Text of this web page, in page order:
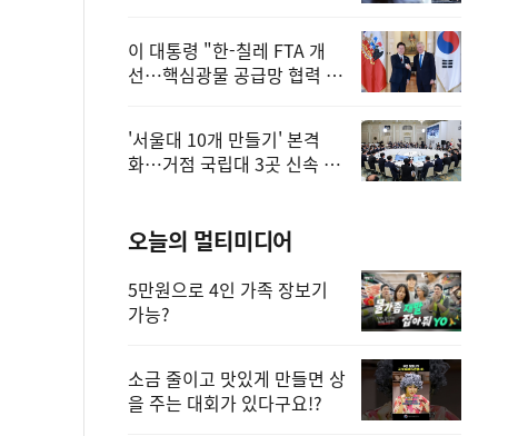
이 대통령 "한-칠레 FTA 개
선…핵심광물 공급망 협력 더
'서울대 10개 만들기' 본격
화…거점 국립대 3곳 신속 선
오늘의 멀티미디어
5만원으로 4인 가족 장보기
가능?
소금 줄이고 맛있게 만들면 상
을 주는 대회가 있다구요!?